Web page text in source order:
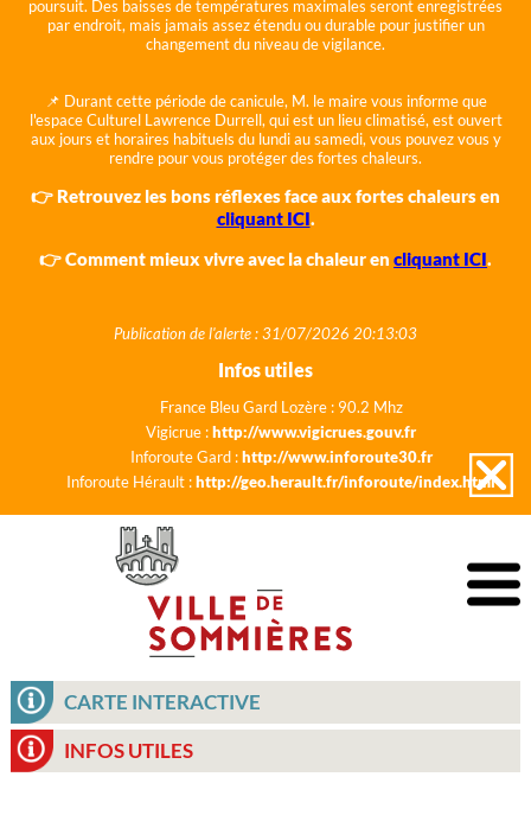
poursuit. Des baisses de températures maximales seront enregistrées
par endroit, mais jamais assez étendu ou durable pour justifier un
changement du niveau de vigilance.
📌 Durant cette période de canicule, M. le maire vous informe que
l'espace Culturel Lawrence Durrell, qui est un lieu climatisé, est ouvert
aux jours et horaires habituels du lundi au samedi, vous pouvez vous y
rendre pour vous protéger des fortes chaleurs.
👉 Retrouvez les bons réflexes face aux fortes chaleurs en
cliquant ICI.
👉 Comment mieux vivre avec la chaleur en cliquant ICI.
Publication de l'alerte : 31/07/2026 20:13:03
Infos utiles
France Bleu Gard Lozère : 90.2 Mhz
Vigicrue :http://www.vigicrues.gouv.fr
Inforoute Gard :http://www.inforoute30.fr
Inforoute Hérault :http://geo.herault.fr/inforoute/index.html
CARTE INTERACTIVE
INFOS UTILES